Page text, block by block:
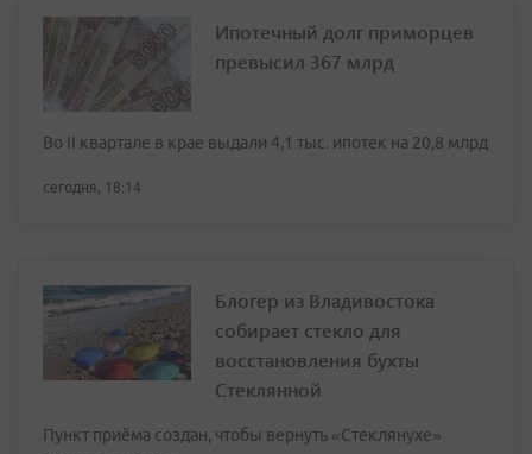
Ипотечный долг приморцев
превысил 367 млрд
Во II квартале в крае выдали 4,1 тыс. ипотек на 20,8 млрд
сегодня, 18:14
Блогер из Владивостока
собирает стекло для
восстановления бухты
Стеклянной
Пункт приёма создан, чтобы вернуть «Стеклянухе»